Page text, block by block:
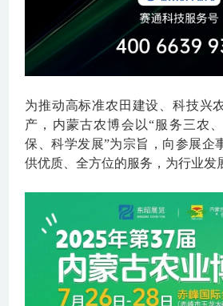
为推动高标准农田建设、科技兴
产，内蒙古农博会以“服务三农
保、科学发展”为宗旨，向参展企
供优质、全方位的服务，为行业发